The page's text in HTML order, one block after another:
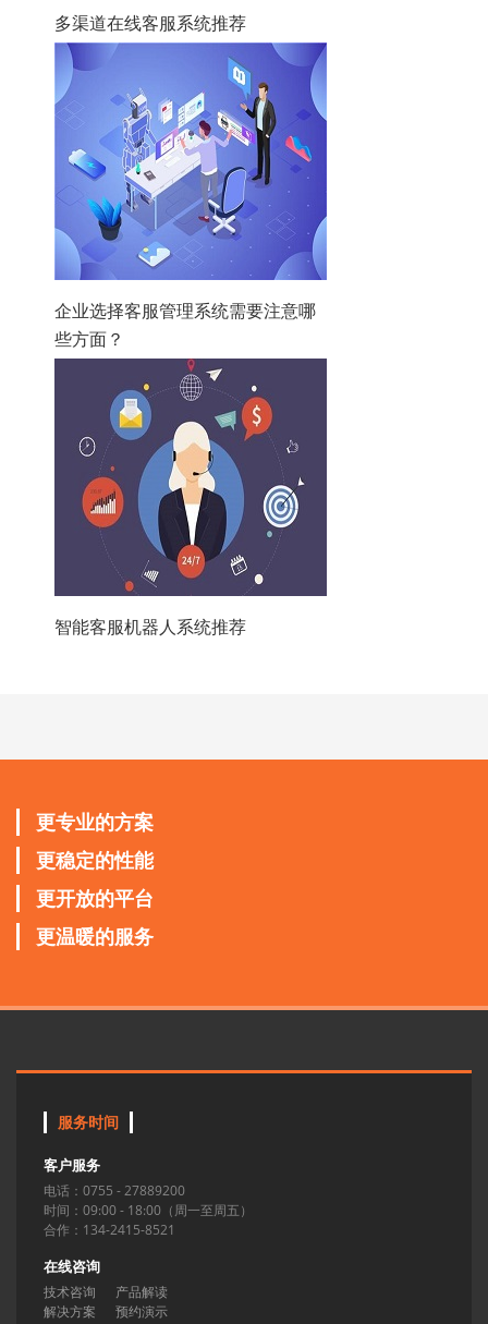
多渠道在线客服系统推荐
企业选择客服管理系统需要注意哪
些方面？
智能客服机器人系统推荐
更专业的方案
更稳定的性能
更开放的平台
更温暖的服务
服务时间
客户服务
电话：0755 - 27889200
时间：09:00 - 18:00（周一至周五）
合作：134-2415-8521
在线咨询
技术咨询
产品解读
解决方案
预约演示